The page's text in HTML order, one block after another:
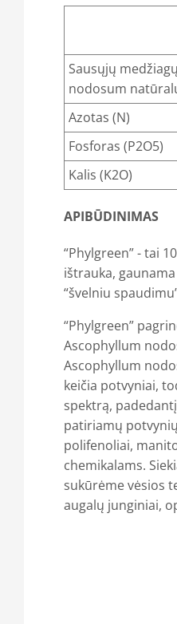
Sausųjų
nodosum
Azotas (N)
Fosforas (P2O5)
Kalis (K2O)
APIBŪDINIMAS
“Phylgreen” - tai
ištrauka,
“švelniu
“Phylgreen”
Ascophyllum
Ascophyllum
keičia potvyniai,
spektrą,
patiriamų
polifenoliai,
chemikalams.
sukūrėme vėsios
augalų junginiai,